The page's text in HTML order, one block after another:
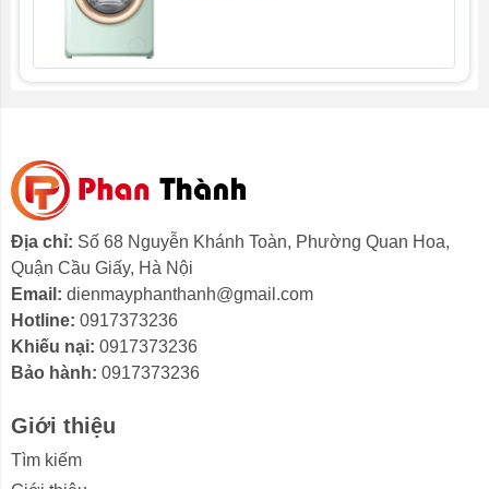
hợp với chất liệu đồ.
Động cơ – Công nghệ tiết kiệm điện
– Trang bị công nghệcảm biến thông minh Giác quan
thứ 6 – 6th SENSE
thời gian sấy phù hợp với khối lượng và độ ẩm của đồ
giặt, nhờ đó nâng cao hiệu quả sấy đồ cũng như giúp
cho máy sấy dưới 8kg này tiết kiệm năng lượng khi vận
hành cũng như thời gian chờ đợi cho người dùng.
Công nghệ sấy nổi bật
– Chức năng
Địa chỉ: Số 68 Nguyễn Khánh Toàn, Phường Quan Hoa,
Quận Cầu Giấy, Hà Nội
Email: dienmayphanthanh@gmail.com
Hotline: 0917373236
Khiếu nại: 0917373236
Bảo hành: 0917373236
Giới thiệu
Tìm kiếm